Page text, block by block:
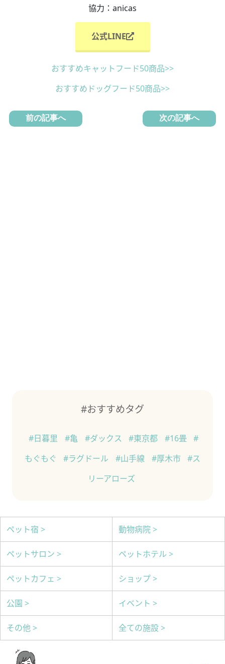
協力：anicas
公式LINE
おすすめキャットフード50商品>>
おすすめドッグフード50商品>>
前の記事へ 次の記事へ
#おすすめタグ
#日暮里 #亀 #ダックス #東京都 #16畳
#
もぐもぐ
#ラグドール #山手線 #厚木市 #ス
リーアローズ
ペット宿 > 動物病院 >
ペットサロン > ペットホテル >
ペットカフェ > ショップ >
公園 > イベント >
その他 > 全ての施設 >